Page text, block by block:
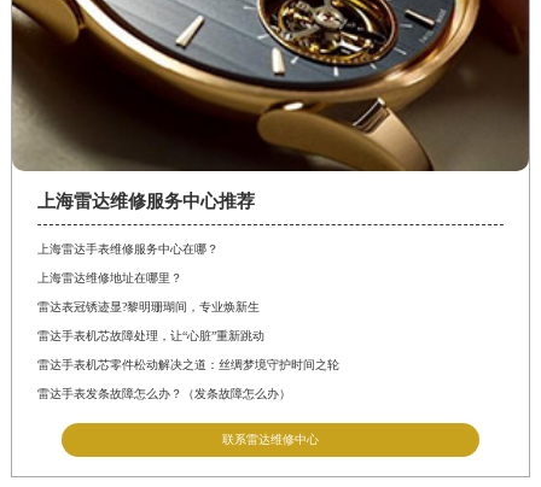
上海雷达维修服务中心推荐
上海雷达手表维修服务中心在哪？
上海雷达维修地址在哪里？
雷达表冠锈迹显?黎明珊瑚间，专业焕新生
雷达手表机芯故障处理，让“心脏”重新跳动
雷达手表机芯零件松动解决之道：丝绸梦境守护时间之轮
雷达手表发条故障怎么办？（发条故障怎么办）
联系雷达维修中心